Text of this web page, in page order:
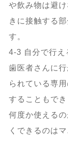
や飲み物は避
きに接触する
す。
4-3 自分で行え
歯医者さんに
られている専
することもで
何度か使える
くできるのは